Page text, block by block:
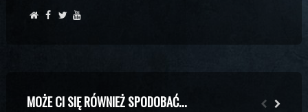
MOŻE CI SIĘ RÓWNIEŻ SPODOBAĆ...